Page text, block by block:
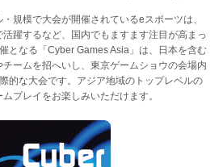
規模で大会が開催されているeスポーツは、
躍するなど、国内でもますます注目が高まっ
となる「Cyber Games Asia」は、日本を含む
ームを招へいし、東京ゲームショウの会場内
的な大会です。アジア地域のトップレベルの
プレイをお楽しみいただけます。